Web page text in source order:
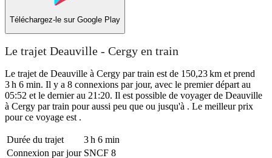
Téléchargez-le sur Google Play
Le trajet Deauville - Cergy en train
Le trajet de Deauville à Cergy par train est de 150,23 km et prend
3 h 6 min. Il y a 8 connexions par jour, avec le premier départ au
05:52 et le dernier au 21:20. Il est possible de voyager de Deauville
à Cergy par train pour aussi peu que ou jusqu'à . Le meilleur prix
pour ce voyage est .
Durée du trajet
3 h 6 min
Connexion par jour SNCF 8